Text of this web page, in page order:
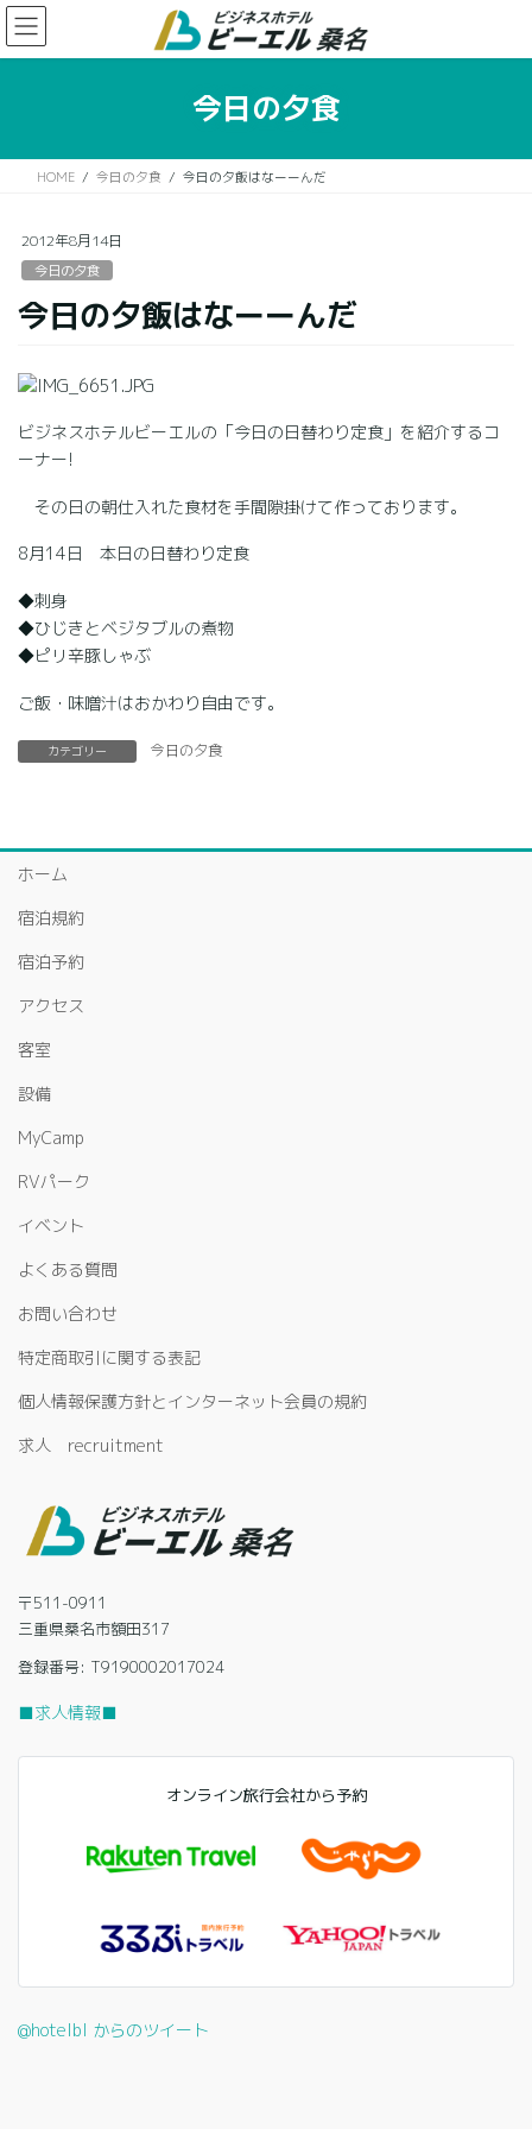
コ
ン
テ
移
ナ
ビ
ゲ
ン
今日の夕食
HOME 今日の夕食 今日の夕飯はなーーんだ
2012年8月14日
今日の夕食
今日の夕飯はなーーんだ
ビジネスホテルビーエルの「今日の日替わり定食」を紹介するコ
ーナー!
その日の朝仕入れた食材を手間隙掛けて作っております。
8月14日 本日の日替わり定食
◆刺身
◆ひじきとベジタブルの煮物
◆ピリ辛豚しゃぶ
ご飯・味噌汁はおかわり自由です。
カテゴリー 今日の夕食
ホーム
宿泊規約
宿泊予約
アクセス
客室
設備
MyCamp
RVパーク
イベント
よくある質問
お問い合わせ
特定商取引に関する表記
個人情報保護方針とインターネット会員の規約
求人 recruitment
〒511-0911
三重県桑名市額田317
登録番号: T9190002017024
■求人情報■
オンライン旅行会社から予約
@hotelbl からのツイート